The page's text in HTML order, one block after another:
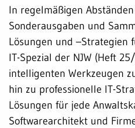
In regelmäßigen
Sonderausgaben und
Lösungen und –Strategien
IT-Spezial der NJW (Heft
intelligenten Werkzeugen
hin zu professionelle IT-
Lösungen für jede
Softwarearchitekt und